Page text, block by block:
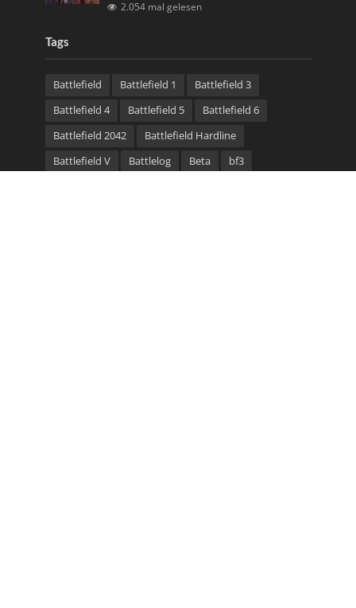
2.054 mal gelesen
Tags
Battlefield Battlefield 1
Battlefield 3
Battlefield 4
Battlefield 5
Battlefield 6
Battlefield 2042
Battlefield Hardline
Battlefield V
Battlelog Beta
bf3